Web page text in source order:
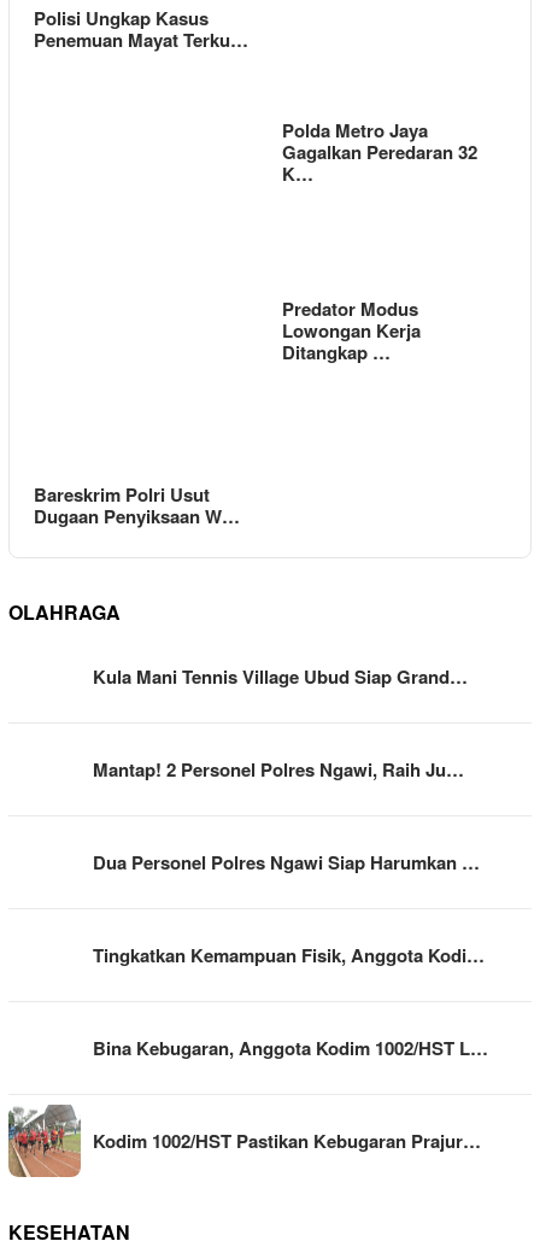
Polisi Ungkap Kasus
Penemuan Mayat Terku…
Polda Metro Jaya
Gagalkan Peredaran 32
K…
Bareskrim Polri Usut
Dugaan Penyiksaan W…
Predator Modus
Lowongan Kerja
Ditangkap …
OLAHRAGA
Kula Mani Tennis Village Ubud Siap Grand…
Mantap! 2 Personel Polres Ngawi, Raih Ju…
Dua Personel Polres Ngawi Siap Harumkan …
Tingkatkan Kemampuan Fisik, Anggota Kodi…
Bina Kebugaran, Anggota Kodim 1002/HST L…
Kodim 1002/HST Pastikan Kebugaran Prajur…
KESEHATAN